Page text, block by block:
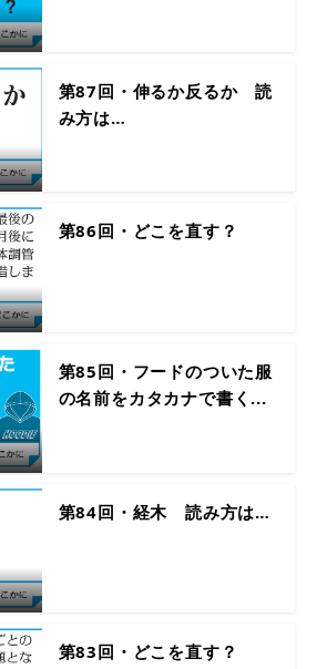
第87回・伸るか反るか 読
み方は…
第86回・どこを直す？
第85回・フードのついた服
の名前をカタカナで書く...
第84回・経木 読み方は…
第83回・どこを直す？